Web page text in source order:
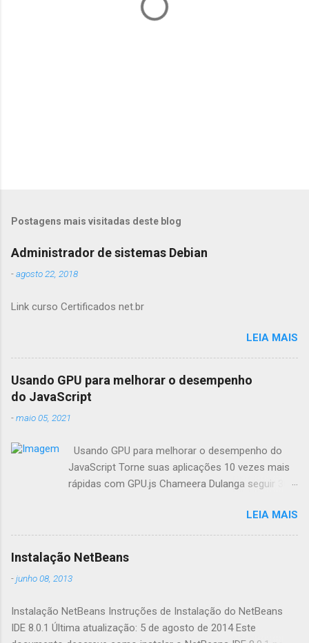
Postagens mais visitadas deste blog
Administrador de sistemas Debian
-agosto 22, 2018
Link curso Certificados net.br
LEIA MAIS
Usando GPU para melhorar o desempenho
do JavaScript
-maio 05, 2021
Usando GPU para melhorar o desempenho do
JavaScript Torne suas aplicações 10 vezes mais
rápidas com GPU.js Chameera Dulanga seguir 30
oportunidades para melhorar o desempenho da
código. Mas você já pensou em combinar o poder
desempenho? Este artigo irá apresentá-lo a uma
biblioteca de aceleração JavaScript chamada
LEIA MAIS
Instalação NetBeans
-junho 08, 2013
Instalação NetBeans Instruções de Instalação do NetBeans
IDE 8.0.1 Última atualização: 5 de agosto de 2014 Este